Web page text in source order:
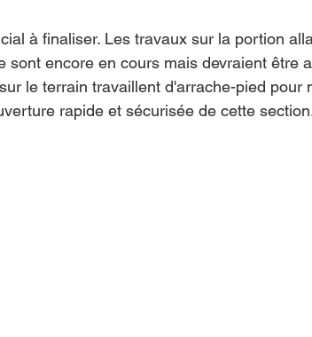
à finaliser. Les travaux sur la portion
sont encore en cours mais devraient être
le terrain travaillent d'arrache-pied pour
rapide et sécurisée de cette